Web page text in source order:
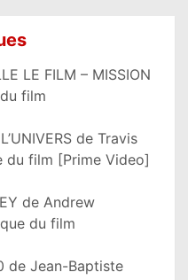
LE FILM – MISSION
film
de Travis
du film [Prime Video]
de Andrew
du film
de Jean-Baptiste